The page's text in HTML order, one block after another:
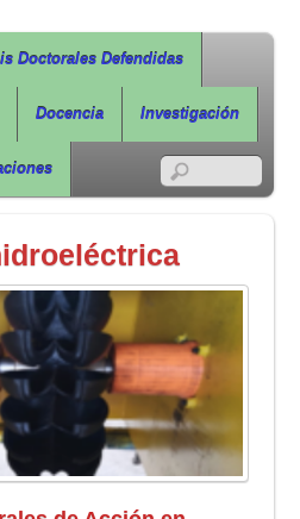
& Sostenibilidad
RSS
Doctorales Defendidas
Docencia Investigación